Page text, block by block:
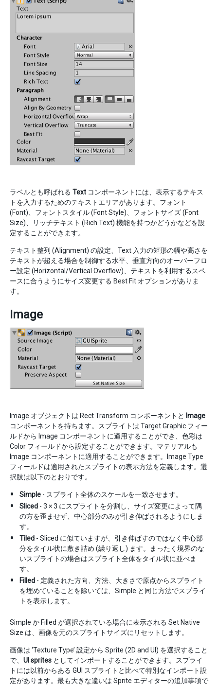
ラベルとも呼ばれる Text コンポーネントには、表示するテキス
トを入力するためのテキストエリアがあります。フォント
(Font)、フォントスタイル (Font Style)、フォントサイズ (Font
Size)、リッチテキスト (Rich Text) 機能を持つかどうかなどを設
定することができます。
テキスト整列 (Alignment) の設定、Text 入力の矩形の幅や高さを
テキストが超える場合を制御する水平、垂直方向のオーバーフロ
ー設定 (Horizontal/Vertical Overflow)、テキストを利用するスペ
ースに合うようにサイズ変更する Best Fit オプションがありま
す。
Image
Image オブジェクトは Rect Transform コンポーネントと Image
コンポーネントを持ちます。スプライトは Target Graphic フィー
ルドから Image コンポーネントに適用することができ、色彩は
Color フィールドから設定することができます。マテリアルも
Image コンポーネントに適用することができます。Image Type
フィールドは適用されたスプライトの表示方法を定義します。選
択肢は以下のとおりです。
Simple - スプライト全体のスケールを一致させます。
Sliced - 3 × 3 にスプライトを分割し、サイズ変更によって隅
の方を歪ませず、中心部分のみが引き伸ばされるようにしま
す。
Tiled - Sliced に似ていますが、引き伸ばすのではなく中心部
分をタイル状に敷き詰め (繰り返し) ます。まったく境界のな
いスプライトの場合はスプライト全体をタイル状に並べま
す。
Filled - 定義された方向、方法、大きさで原点からスプライト
を埋めていることを除いては、Simple と同じ方法でスプライ
トを表示します。
Simple か Filled が選択されている場合に表示される Set Native
Size は、画像を元のスプライトサイズにリセットします。
画像は ‘Texture Type’ 設定から Sprite (2D and UI) を選択すること
で、 UI sprites としてインポートすることができます。スプライ
トには以前からある GUI スプライトと比べて特別なインポート設
定があります。最も大きな違いは Sprite エディターの追加事項で